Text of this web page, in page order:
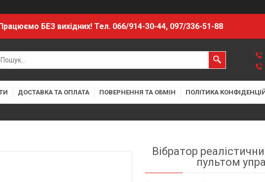
БЕЗ вихідних! Тел. 066/914-30-44, 097/336-51-88
ДОСТАВКА ТА ОПЛАТА ПОВЕРНЕННЯ ТА ОБМІН ПОЛІТИКА
Вібратор
пультом